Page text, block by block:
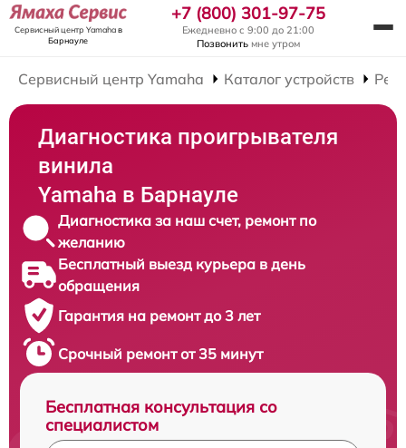
Сервисный центр Yamahaв
Барнауле
+7 (800) 301-97-75
Ежедневно с 9:00 до 21:00
Позвонить мне утром
Сервисный центр Yamaha Каталог устройств
Диагностика проигрывателя
винила
Yamaha в Барнауле
Диагностика за наш счет, ремонт по
желанию
Бесплатный выезд курьера в день
обращения
Гарантия на ремонт до 3 лет
Срочный ремонт от 35 минут
Бесплатная консультация со
специалистом